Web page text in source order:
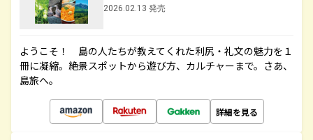
2026.02.13 発売
ようこそ！ 島の人たちが教えてくれた利尻・礼文の魅力を１
冊に凝縮。絶景スポットから遊び方、カルチャーまで。さあ、
島旅へ。
詳細を見る